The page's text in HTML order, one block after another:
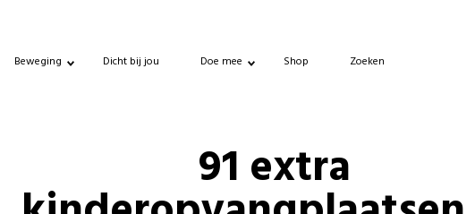
Beweging Dicht bij jou Doe mee Shop Zoeken
91 extra